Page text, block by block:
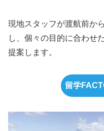
現地スタッフが渡航前か
し、個々の目的に合わせ
提案します。
留学